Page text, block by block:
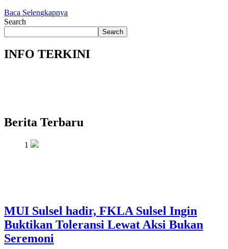
Baca Selengkapnya
Search
Search
INFO TERKINI
Berita Terbaru
1
MUI Sulsel hadir, FKLA Sulsel Ingin
Buktikan Toleransi Lewat Aksi Bukan
Seremoni